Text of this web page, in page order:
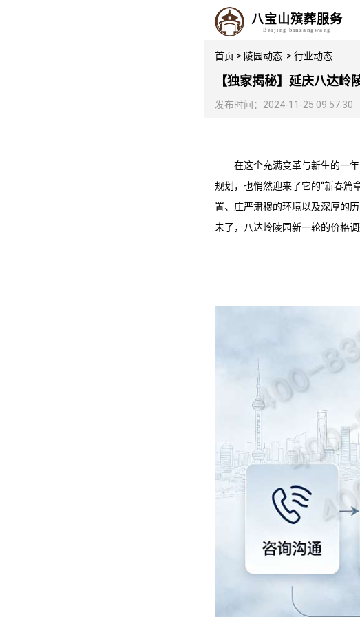
八宝山殡葬服务
Beijing binzangwang
首页 > 陵园动态 > 行业动态
【独家揭秘】延庆八达岭
发布时间：2024-11-25 09:57:30
在这个充满变革与新生的一
规划，也悄然迎来了它的“新春篇
置、庄严肃穆的环境以及深厚的
未了，
八达岭陵园新一轮的价格